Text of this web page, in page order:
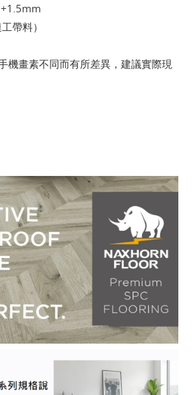
帶料）
機畫素不同而有所差異，建議實際現